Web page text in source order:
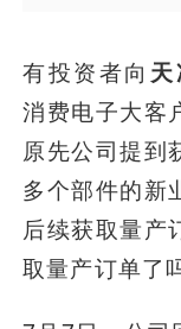
有投资者向
消费电子大客
原先公司提到
多个部件的新
后续获取量产
取量产订单了